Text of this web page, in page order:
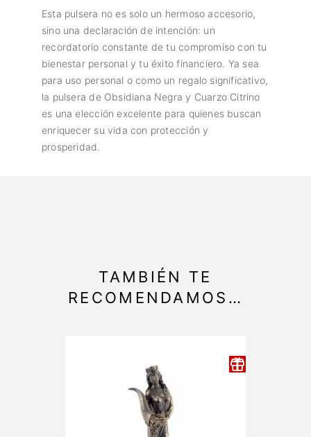
Esta pulsera no es solo un hermoso accesorio,
sino una declaración de intención: un
recordatorio constante de tu compromiso con tu
bienestar personal y tu éxito financiero. Ya sea
para uso personal o como un regalo significativo,
la pulsera de Obsidiana Negra y Cuarzo Citrino
es una elección excelente para quienes buscan
enriquecer su vida con protección y
prosperidad.
TAMBIÉN TE
RECOMENDAMOS…